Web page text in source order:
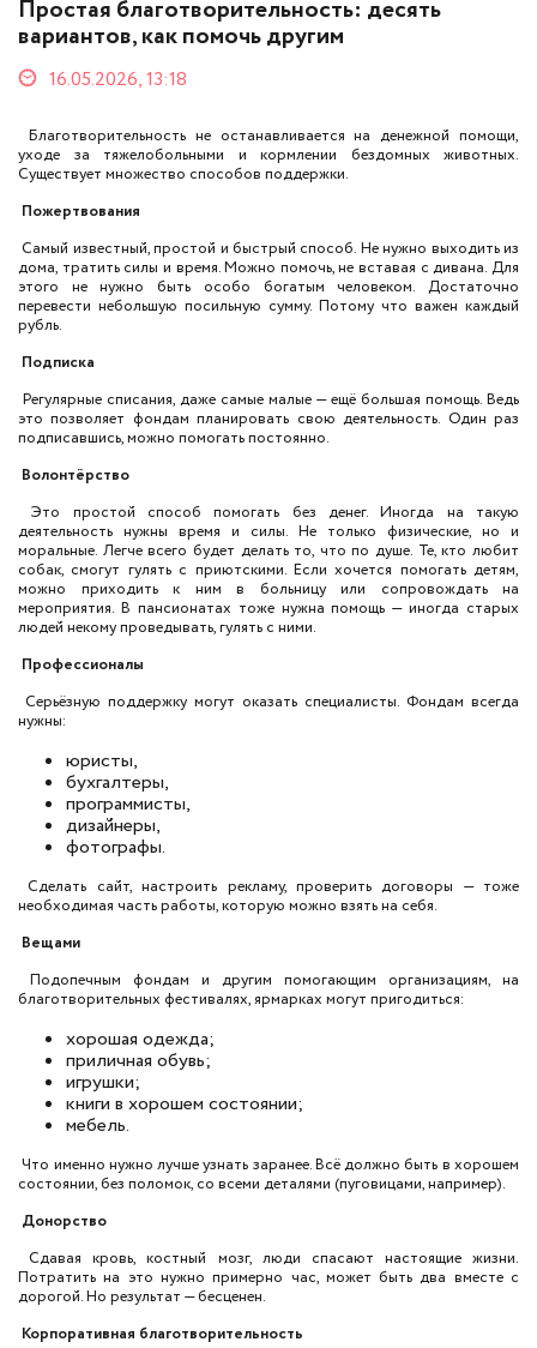
Простая благотворительность: десять
вариантов, как помочь другим
16.05.2026, 13:18
Благотворительность не останавливается на денежной помощи,
уходе за тяжелобольными и кормлении бездомных животных.
Существует множество способов поддержки.
Пожертвования
Самый известный, простой и быстрый способ. Не нужно выходить из
дома, тратить силы и время. Можно помочь, не вставая с дивана. Для
этого не нужно быть особо богатым человеком. Достаточно
перевести небольшую посильную сумму. Потому что важен каждый
рубль.
Подписка
Регулярные списания, даже самые малые — ещё большая помощь. Ведь
это позволяет фондам планировать свою деятельность. Один раз
подписавшись, можно помогать постоянно.
Волонтёрство
Это простой способ помогать без денег. Иногда на такую
деятельность нужны время и силы. Не только физические, но и
моральные. Легче всего будет делать то, что по душе. Те, кто любит
собак, смогут гулять с приютскими. Если хочется помогать детям,
можно приходить к ним в больницу или сопровождать на
мероприятия. В пансионатах тоже нужна помощь — иногда старых
людей некому проведывать, гулять с ними.
Профессионалы
Серьёзную поддержку могут оказать специалисты. Фондам всегда
нужны:
юристы,
бухгалтеры,
программисты,
дизайнеры,
фотографы.
Сделать сайт, настроить рекламу, проверить договоры — тоже
необходимая часть работы, которую можно взять на себя.
Вещами
Подопечным фондам и другим помогающим организациям, на
благотворительных фестивалях, ярмарках могут пригодиться:
хорошая одежда;
приличная обувь;
игрушки;
книги в хорошем состоянии;
мебель.
Что именно нужно лучше узнать заранее. Всё должно быть в хорошем
состоянии, без поломок, со всеми деталями (пуговицами, например).
Донорство
Сдавая кровь, костный мозг, люди спасают настоящие жизни.
Потратить на это нужно примерно час, может быть два вместе с
дорогой. Но результат — бесценен.
Корпоративная благотворительность